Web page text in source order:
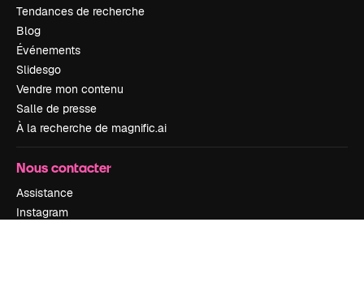
Tendances de recherche
Blog
Événements
Slidesgo
Vendre mon contenu
Salle de presse
À la recherche de magnific.ai
Nous contacter
Assistance
Instagram